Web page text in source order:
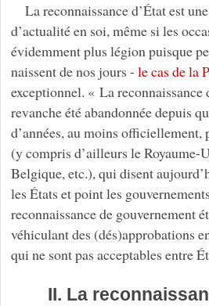
La reconnaissance d’État est
d’actualité en soi, même si les
évidemment plus légion puisque
naissent de nos jours - le cas de la
exceptionnel. « La reconnaissance
revanche été abandonnée depuis
d’années, au moins officiellement,
(y compris d’ailleurs le Royaume-
Belgique, etc.), qui disent
les États et point les
reconnaissance de gouvernement
véhiculant des (dés)approbations
qui ne sont pas acceptables entre
II. La